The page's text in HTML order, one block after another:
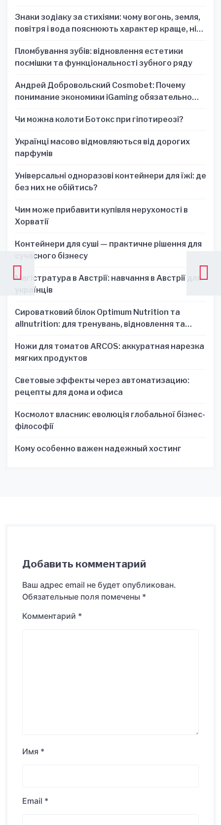
Знаки зодіаку за стихіями: чому вогонь, земля,
повітря і вода пояснюють характер краще, ніж
Пломбування зубів: відновлення естетики
посмішки та функціональності зубного ряду
Андрей Добровольский Cosmobet: Почему
понимание экономики iGaming обязательно
Чи можна колоти Ботокс при гіпотиреозі?
Українці масово відмовляються від дорогих
парфумів
Універсальні одноразові контейнери для їжі: де
без них не обійтись?
Чим може прибавити купівля нерухомості в
Хорватії
Контейнери для суші — практичне рішення для
сучасного бізнесу
Магістратура в Австрії: навчання в Австрії для
українців
Сироватковий білок Optimum Nutrition та
allnutrition: для тренувань, відновлення та
Ножи для томатов ARCOS: аккуратная нарезка
мягких продуктов
Световые эффекты через автоматизацию:
рецепты для дома и офиса
Космолот власник: еволюція глобальної бізнес-
філософії
Кому особенно важен надежный хостинг
Добавить комментарий
Ваш адрес email не будет опубликован.
Обязательные поля помечены *
Комментарий *
Имя *
Email *